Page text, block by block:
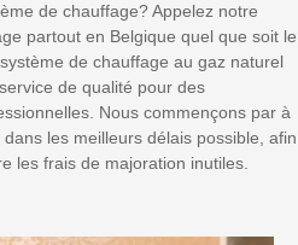
de chauffage? Appelez notre
partout en Belgique quel que soit le
de chauffage au gaz naturel
de qualité pour des
Nous commençons par à
les meilleurs délais possible, afin
les frais de majoration inutiles.